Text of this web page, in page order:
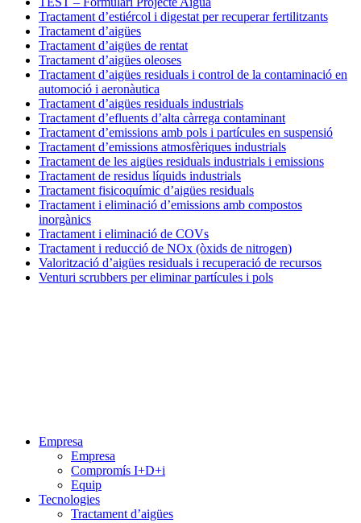
Tractament d’estiércol i digestat per recuperar fertilitzants
Tractament d’aigües
Tractament d’aigües de rentat
Tractament d’aigües oleoses
Tractament d’aigües residuals i control de la contaminació en
automoció i aeronàutica
Tractament d’aigües residuals industrials
Tractament d’efluents d’alta càrrega contaminant
Tractament d’emissions amb pols i partícules en suspensió
Tractament d’emissions atmosfèriques industrials
Tractament de les aigües residuals industrials i emissions
Tractament de residus líquids industrials
Tractament fisicoquímic d’aigües residuals
Tractament i eliminació d’emissions amb compostos
inorgànics
Tractament i eliminació de COVs
Tractament i reducció de NOx (òxids de nitrogen)
Valorització d’aigües residuals i recuperació de recursos
Venturi scrubbers per eliminar partícules i pols
Empresa
Empresa
Compromís I+D+i
Equip
Tecnologies
Tractament d’aigües